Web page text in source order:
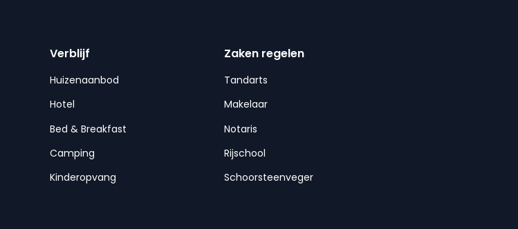
Verblijf
Huizenaanbod
Hotel
Bed & Breakfast
Camping
Kinderopvang
Zaken regelen
Tandarts
Makelaar
Notaris
Rijschool
Schoorsteenveger